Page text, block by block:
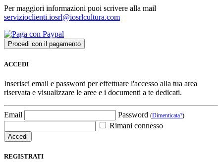
Per maggiori informazioni puoi scrivere alla mail
servizioclienti.iosrl@iosrlcultura.com
ACCEDI
Inserisci email e password per effettuare l'accesso alla tua area
riservata e visualizzare le aree e i documenti a te dedicati.
Email Password (Dimenticata?)
Rimani connesso
REGISTRATI